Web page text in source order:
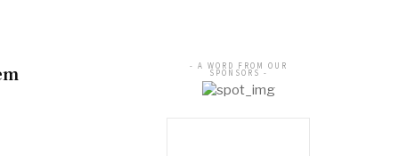
- A WORD FROM OUR
SPONSORS -